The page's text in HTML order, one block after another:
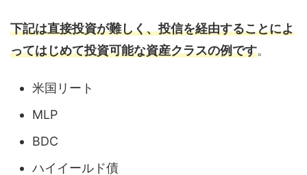
下記は直接投資が難しく、投信を経由することによ
ってはじめて投資可能な資産クラスの例です。
米国リート
MLP
BDC
ハイイールド債